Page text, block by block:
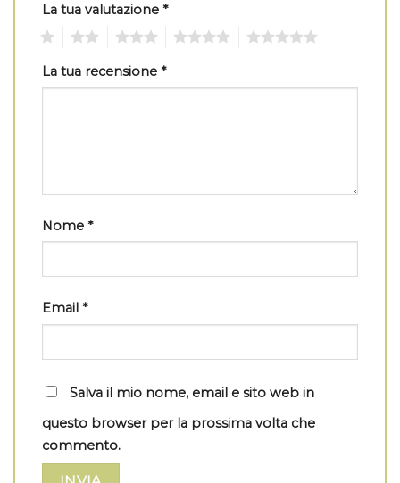
La tua valutazione *
La tua recensione *
Nome *
Email *
Salva il mio nome, email e sito web in
questo browser per la prossima volta che
commento.